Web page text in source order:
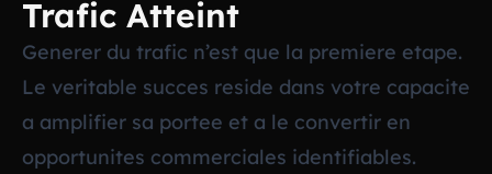
Trafic Atteint
Generer du trafic n’est que la premiere etape.
Le veritable succes reside dans votre capacite
a amplifier sa portee et a le convertir en
opportunites commerciales identifiables.